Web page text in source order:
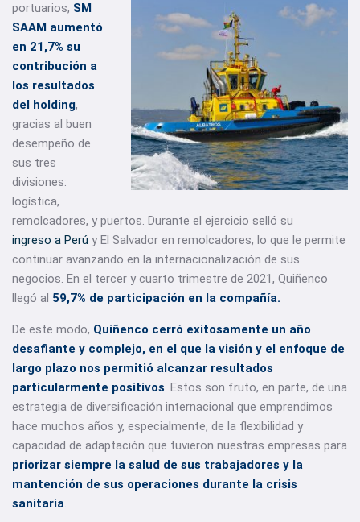
portuarios, SM
SAAM aumentó
en 21,7% su
contribución a
los resultados
del holding,
gracias al buen
desempeño de
sus tres
divisiones:
logística,
remolcadores, y puertos. Durante el ejercicio selló su
ingreso a Perú y El Salvador en remolcadores, lo que le permite
continuar avanzando en la internacionalización de sus
negocios. En el tercer y cuarto trimestre de 2021, Quiñenco
llegó al 59,7% de participación en la compañía.
De este modo, Quiñenco cerró exitosamente un año
desafiante y complejo, en el que la visión y el enfoque de
largo plazo nos permitió alcanzar resultados
particularmente positivos. Estos son fruto, en parte, de una
estrategia de diversificación internacional que emprendimos
hace muchos años y, especialmente, de la flexibilidad y
capacidad de adaptación que tuvieron nuestras empresas para
priorizar siempre la salud de sus trabajadores y la
mantención de sus operaciones durante la crisis
sanitaria.